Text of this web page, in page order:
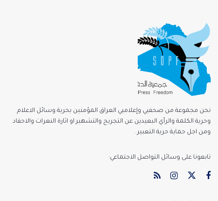
نحن مجموعة من صحفيي وإعلاميي العراق المؤمنين بحرية وسائل الاعلام
وحرية الكلمة والرأي البعيدين عن التجريح والتشهير او اثارة النعرات والاحقاد
ومن اجل حماية حرية التعبير .
تابعونا على وسائل التواصل الاجتماعي: